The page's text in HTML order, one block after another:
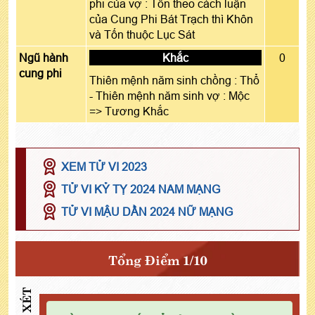
phi của vợ : Tốn theo cách luận
của Cung Phi Bát Trạch thì Khôn
và Tốn thuộc Lục Sát
Ngũ hành
cung phi
Khắc
Thiên mệnh năm sinh chồng : Thổ
- Thiên mệnh năm sinh vợ : Mộc
=> Tương Khắc
0
XEM TỬ VI 2023
TỬ VI KỶ TỴ 2024 NAM MẠNG
TỬ VI MẬU DẦN 2024 NỮ MẠNG
Tổng Điểm 1/10